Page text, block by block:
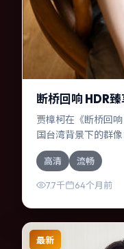
断桥回响 HDR
贾樟柯在《断桥回
国台湾背景下的群
一部传记作品，故
结局；视听语言统一
高清 流畅
7.7千 64个月前
最新